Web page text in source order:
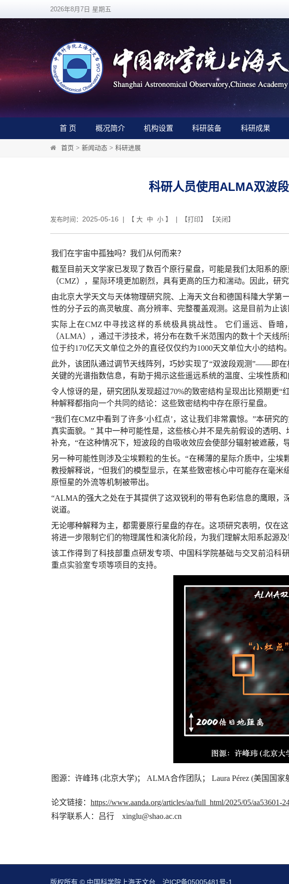
2026年8月7日 星期五
首 页 概况简介 机构设置 科研装备 科研成果
首页 > 新闻动态 > 科研进展
科研人员使用ALMA双波
发布时间： 2025-05-16 | 【 大 中 小 】 | 【打印】 【关闭 】
我们在宇宙中孤独吗？我们从何而来？
截至目前天文学家已发现了数百个原行星盘，可能是我们太阳系的
（CMZ），星际环境更加剧烈，具有更高的压力和湍动。因此，研
由北京大学天文与天体物理研究院、上海天文台和德国科隆大学
性的分子云的高灵敏度、高分辨率、完整覆盖观测。这是目前为止
实际上在CMZ中寻找这样的系统极具挑战性。 它们遥远、昏
（ALMA），通过干涉技术，将分布在数千米范围内的数十个天线
位于约170亿天文单位之外的直径仅仅约为1000天文单位大小的结构。
此外，该团队通过调节天线阵列，巧妙实现了“双波段观测”——即
关键的光谱指数信息，有助于揭示这些遥远系统的温度、尘埃性质和
令人惊讶的是，研究团队发现超过70%的致密结构呈现出比预期更
种解释都指向一个共同的结论：这些致密结构中存在原行星盘。
“我们在CMZ中看到了许多‘小红点’，这让我们非常震惊。”本研
真实面貌。” 其中一种可能性是，这些核心并不是先前假设的透明
补充，“在这种情况下，短波段的自吸收效应会使部分辐射被遮蔽，
另一种可能性则涉及尘埃颗粒的生长。“在稀薄的星际介质中，尘
教授解释说，“但我们的模型显示，在某些致密核心中可能存在毫
原恒星的外流等机制被带出。
“ALMA的强大之处在于其提供了这双锐利的带有色彩信息的鹰眼
说道。
无论哪种解释为主，都需要原行星盘的存在。这项研究表明，仅在
将进一步限制它们的物理属性和演化阶段，为我们理解太阳系起源
该工作得到了科技部重点研发专项、中国科学院基础与交叉前沿科
重点实验室专项等项目的支持。
图源：许峰玮 (北京大学)； ALMA合作团队； Laura Pérez (美国国家
论文链接： https://www.aanda.org/articles/aa/full_html/2025/05/aa53601-
科学联系人：吕行 xinglu@shao.ac.cn
版权所有 © 中国科学院上海天文台 沪ICP备05005481号-1